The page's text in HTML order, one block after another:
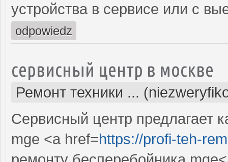
устройства в сервисе или с
odpowiedz
сервисный центр в москве
Ремонт техники ...
Сервисный центр предлагает
mge <a href=https://profi-teh-